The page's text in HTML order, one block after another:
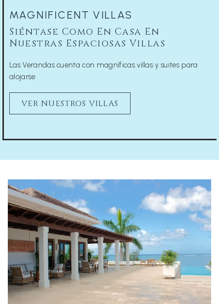
MAGNIFICENT VILLAS
Siéntase Como En Casa En
Nuestras Espaciosas Villas
Las Verandas cuenta con magníficas villas y suites para
alojarse
VER NUESTROS VILLAS
de
enlaces,
actualizará